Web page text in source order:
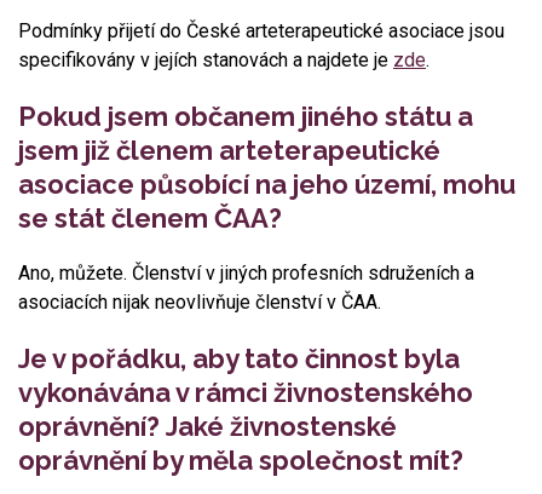
Podmínky přijetí do České arteterapeutické asociace jsou
specifikovány v jejích stanovách a najdete je zde.
Pokud jsem občanem jiného státu a
jsem již členem arteterapeutické
asociace působící na jeho území, mohu
se stát členem ČAA?
Ano, můžete. Členství v jiných profesních sdruženích a
asociacích nijak neovlivňuje členství v ČAA.
Je v pořádku, aby tato činnost byla
vykonávána v rámci živnostenského
oprávnění? Jaké živnostenské
oprávnění by měla společnost mít?